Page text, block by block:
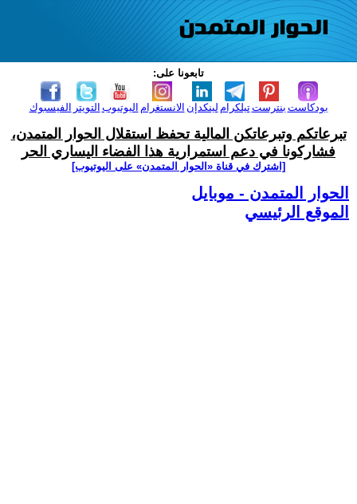
تابعونا على:
الفيسبوك التويتر اليوتيوب الانستغرام لينكدإن تيلكرامبنترست بودكاست
تبرعاتكم وتبرعاتكن المالية تحفظ استقلال الحوار المتمدن،
فشاركونا في دعم استمرارية هذا الفضاء اليساري الحر
[اشترك في قناة ‫«الحوار المتمدن» على اليوتيوب]
الحوار المتمدن - موبايل
الموقع الرئيسي